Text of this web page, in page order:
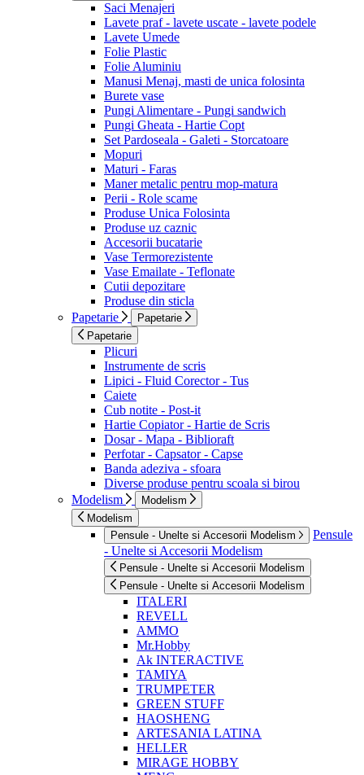
Saci Menajeri
Lavete praf - lavete uscate - lavete podele
Lavete Umede
Folie Plastic
Folie Aluminiu
Manusi Menaj, masti de unica folosinta
Burete vase
Pungi Alimentare - Pungi sandwich
Pungi Gheata - Hartie Copt
Set Pardoseala - Galeti - Storcatoare
Mopuri
Maturi - Faras
Maner metalic pentru mop-matura
Perii - Role scame
Produse Unica Folosinta
Produse uz caznic
Accesorii bucatarie
Vase Termorezistente
Vase Emailate - Teflonate
Cutii depozitare
Produse din sticla
Papetarie
Papetarie
Papetarie
Plicuri
Instrumente de scris
Lipici - Fluid Corector - Tus
Caiete
Cub notite - Post-it
Hartie Copiator - Hartie de Scris
Dosar - Mapa - Biblioraft
Perfotar - Capsator - Capse
Banda adeziva - sfoara
Diverse produse pentru scoala si birou
Modelism
Modelism
Modelism
Pensule - Unelte si Accesorii Modelism
Pensule
- Unelte si Accesorii Modelism
Pensule - Unelte si Accesorii Modelism
Pensule - Unelte si Accesorii Modelism
ITALERI
REVELL
AMMO
Mr.Hobby
Ak INTERACTIVE
TAMIYA
TRUMPETER
GREEN STUFF
HAOSHENG
ARTESANIA LATINA
HELLER
MIRAGE HOBBY